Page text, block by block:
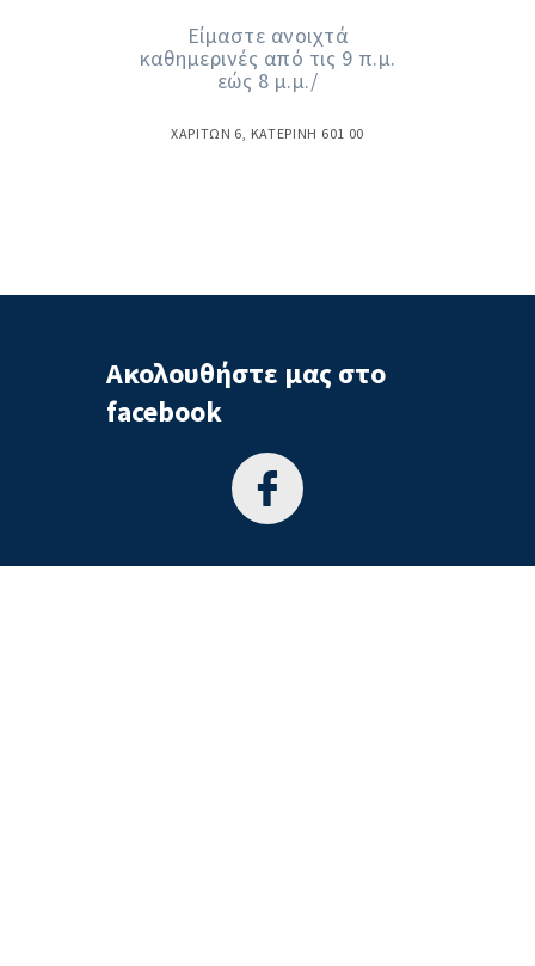
Είμαστε ανοιχτά
καθημερινές από τις 9 π.μ.
εώς 8 μ.μ./
ΧΑΡΊΤΩΝ 6, ΚΑΤΕΡΊΝΗ 601 00
Ακολουθήστε μας στο
facebook